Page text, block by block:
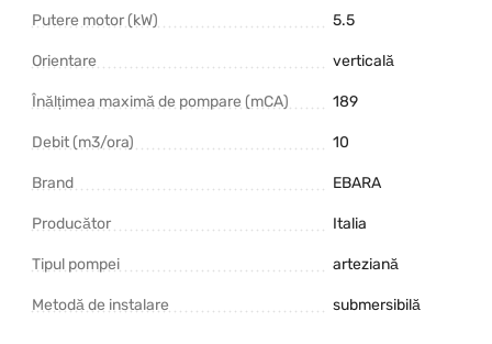
Putere motor (kW) 5.5
Orientare verticală
Înălțimea maximă de pompare (mCA) 189
Debit (m3/ora) 10
Brand EBARA
Producător Italia
Tipul pompei arteziană
Metodă de instalare submersibilă